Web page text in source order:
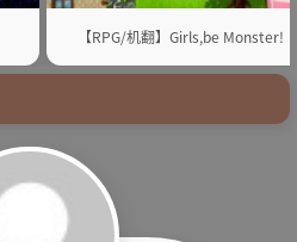
【RPG/机翻】Girls,be Monster!